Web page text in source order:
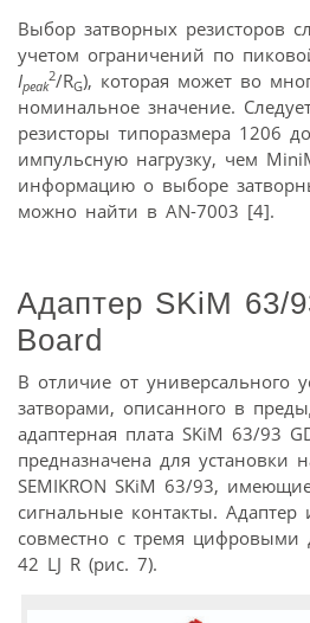
Выбор затворных резисторов
учетом ограничений по
Ipeak
2/RG), которая может во
номинальное значение.
резисторы типоразмера 1206
импульсную нагрузку, чем
информацию о выборе
можно найти в АN-7003 [4].
Адаптер SKiM 63/
Board
В отличие от универсального
затворами, описанного в
адаптерная плата SKiM 63/93
предназначена для установки
SEMIKRON SKiM 63/93,
сигнальные контакты. Адаптер
совместно с тремя цифровыми
42 LJ R (рис. 7).